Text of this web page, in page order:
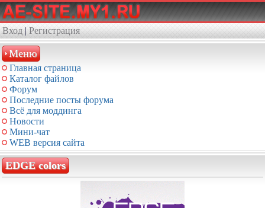
Вход | Регистрация
Меню
Главная страница
Каталог файлов
Форум
Последние посты форума
Всё для моддинга
Новости
Мини-чат
WEB версия сайта
EDGE colors